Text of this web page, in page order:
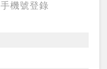
手機號登錄